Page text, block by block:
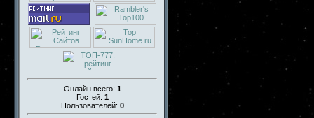
Онлайн всего: 1
Гостей: 1
Пользователей: 0